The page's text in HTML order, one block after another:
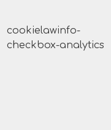
cookielawinfo-
checkbox-analytics